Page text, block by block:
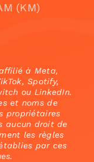
(KM)
à Meta,
Spotify,
ou LinkedIn.
et noms de
propriétaires
aucun droit de
les règles
par ces